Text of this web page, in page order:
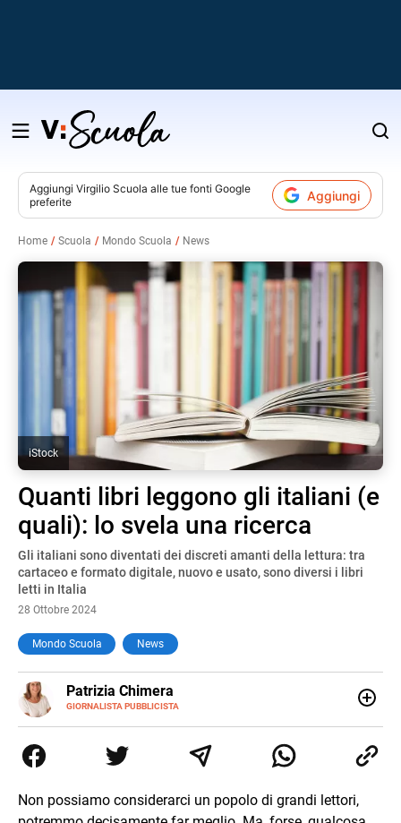
Salta
contenuto
Aggiungi Virgilio Scuola alle tue fonti Google
preferite
Aggiungi
Home Scuola Mondo Scuola News
iStock
Quanti libri leggono gli italiani (e
quali): lo svela una ricerca
Gli italiani sono diventati dei discreti amanti della lettura: tra
cartaceo e formato digitale, nuovo e usato, sono diversi i libri
letti in Italia
28 Ottobre 2024
Mondo Scuola News
Patrizia Chimera
GIORNALISTA PUBBLICISTA
E-
MAIL
LINKEDIN
collaborato con grandi gruppi editoriali e agenzie di
comunicazione specializzandosi nella scrittura di articoli
Non possiamo considerarci un popolo di grandi lettori,